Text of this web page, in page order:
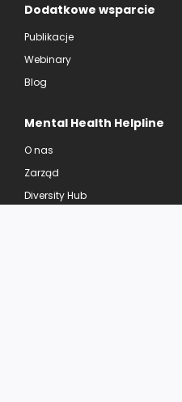
Dodatkowe wsparcie
Publikacje
Webinary
Blog
Mental Health Helpline
O nas
Zarząd
Diversity Hub